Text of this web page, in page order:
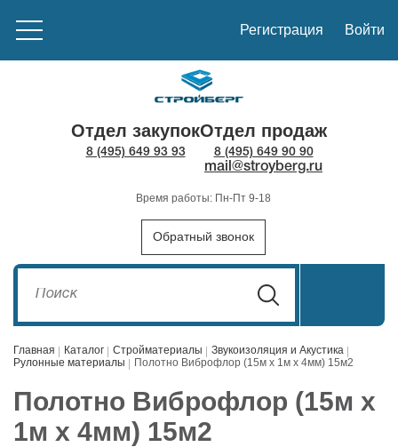
Регистрация Войти
Отдел закупок
8 (495) 649 93 93
Отдел продаж
8 (495) 649 90 90
mail@stroyberg.ru
Время работы: Пн-Пт 9-18
Обратный звонок
Главная Каталог Стройматериалы
Звукоизоляция и Акустика
Рулонные материалы
Полотно Виброфлор (15м х 1м х 4мм) 15м2
Полотно Виброфлор (15м х
1м х 4мм) 15м2